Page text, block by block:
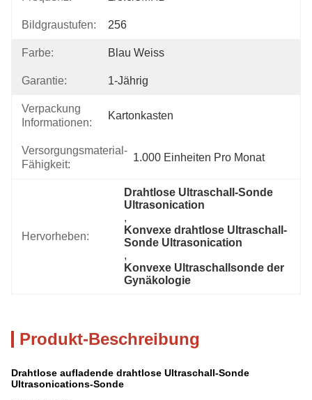
Bildgraustufen: 256
Farbe: Blau Weiss
Garantie: 1-Jährig
Verpackung
Informationen:
Kartonkasten
Versorgungsmaterial-
Fähigkeit:
1.000 Einheiten Pro Monat
Hervorheben:
Drahtlose Ultraschall-Sonde
Ultrasonication
,
Konvexe drahtlose Ultraschall-
Sonde Ultrasonication
,
Konvexe Ultraschallsonde der
Gynäkologie
Produkt-Beschreibung
Drahtlose aufladende drahtlose Ultraschall-Sonde
Ultrasonications-Sonde